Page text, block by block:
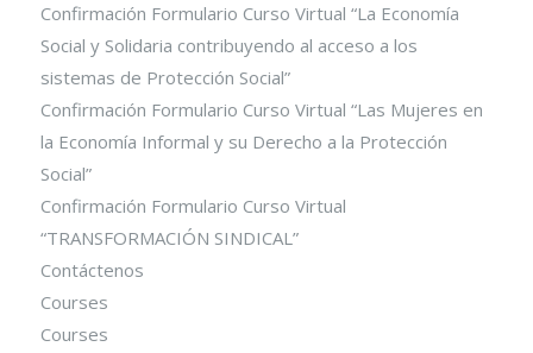
Confirmación Formulario Curso Virtual “La Economía
Social y Solidaria contribuyendo al acceso a los
sistemas de Protección Social”
Confirmación Formulario Curso Virtual “Las Mujeres en
la Economía Informal y su Derecho a la Protección
Social”
Confirmación Formulario Curso Virtual
“TRANSFORMACIÓN SINDICAL”
Contáctenos
Courses
Courses